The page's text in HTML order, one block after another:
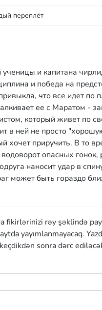
переплёт
и капитана
и победа на
что все идет по
ее с Маратом -
который живет по
в ней не просто
хочет приручить. В то
водоворот опасных гонок,
наносит удар в
может быть гораздо
fikirlərinizi rəy şəklində
yayımlanmayacaq.
sonra dərc